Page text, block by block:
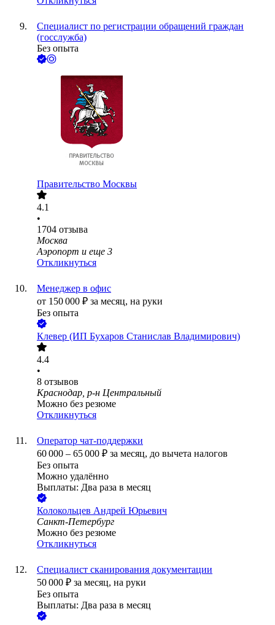
Специалист по регистрации обращений граждан
(госслужба)
Без опыта
Правительство Москвы
4.1
•
1704 отзыва
Москва
Аэропорт и еще 3
Откликнуться
Менеджер в офис
от 150 000 ₽ за месяц, на руки
Без опыта
Клевер (ИП Бухаров Станислав Владимирович)
4.4
•
8 отзывов
Краснодар, р-н Центральный
Можно без резюме
Откликнуться
Оператор чат-поддержки
60 000 – 65 000 ₽ за месяц, до вычета налогов
Без опыта
Можно удалённо
Выплаты: Два раза в месяц
Колокольцев Андрей Юрьевич
Санкт-Петербург
Можно без резюме
Откликнуться
Специалист сканирования документации
50 000 ₽ за месяц, на руки
Без опыта
Выплаты: Два раза в месяц